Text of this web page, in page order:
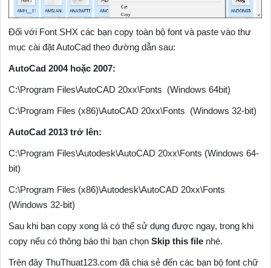
Đối với Font SHX các bạn copy toàn bộ font và paste vào thư
mục cài đặt AutoCad theo đường dẫn sau:
AutoCad 2004 hoặc 2007:
C:\Program Files\AutoCAD 20xx\Fonts (Windows 64bit)
C:\Program Files (x86)\AutoCAD 20xx\Fonts (Windows 32-bit)
AutoCad 2013 trở lên:
C:\Program Files\Autodesk\AutoCAD 20xx\Fonts (Windows 64-
bit)
C:\Program Files (x86)\Autodesk\AutoCAD 20xx\Fonts
(Windows 32-bit)
Sau khi bạn copy xong là có thể sử dụng được ngay, trong khi
copy nếu có thông báo thì bạn chọnSkip this file nhé.
Trên đây ThuThuat123.com đã chia sẻ đến các bạn bộ font chữ